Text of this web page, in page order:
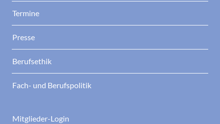
Termine
Presse
Berufsethik
Fach- und Berufspolitik
Mitglieder-Login